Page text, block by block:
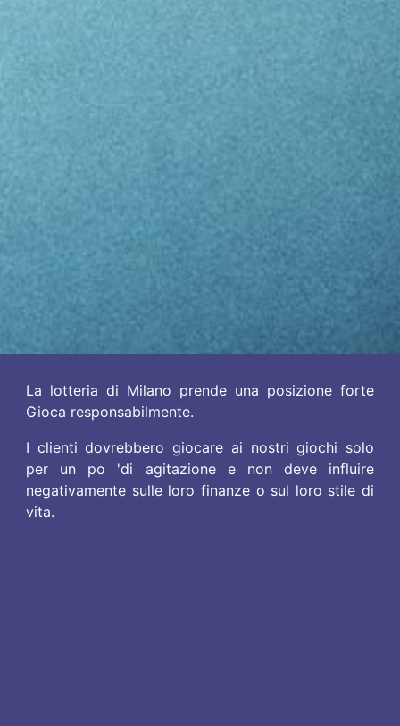
La lotteria di Milano prende una posizione forte
Gioca responsabilmente.
I clienti dovrebbero giocare ai nostri giochi solo
per un po 'di agitazione e non deve influire
negativamente sulle loro finanze o sul loro stile di
vita.